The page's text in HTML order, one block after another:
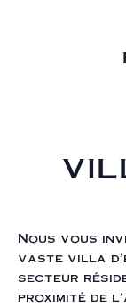
Nous vous
vaste villa
secteur
proximité de